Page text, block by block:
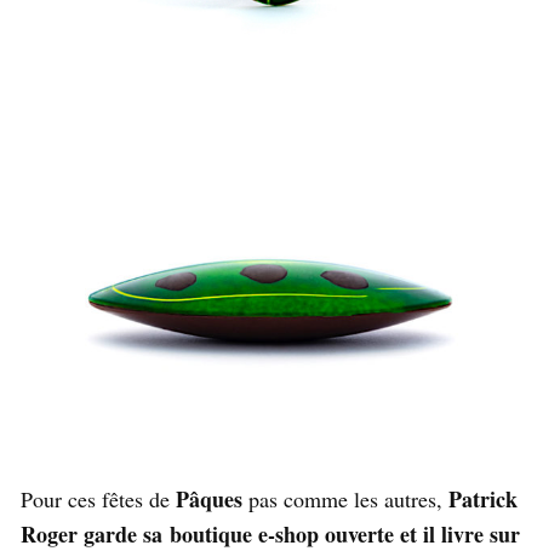
Pour ces fêtes de Pâques pas comme les autres, Patrick
Roger garde sa boutique e-shop ouverte et il livre sur